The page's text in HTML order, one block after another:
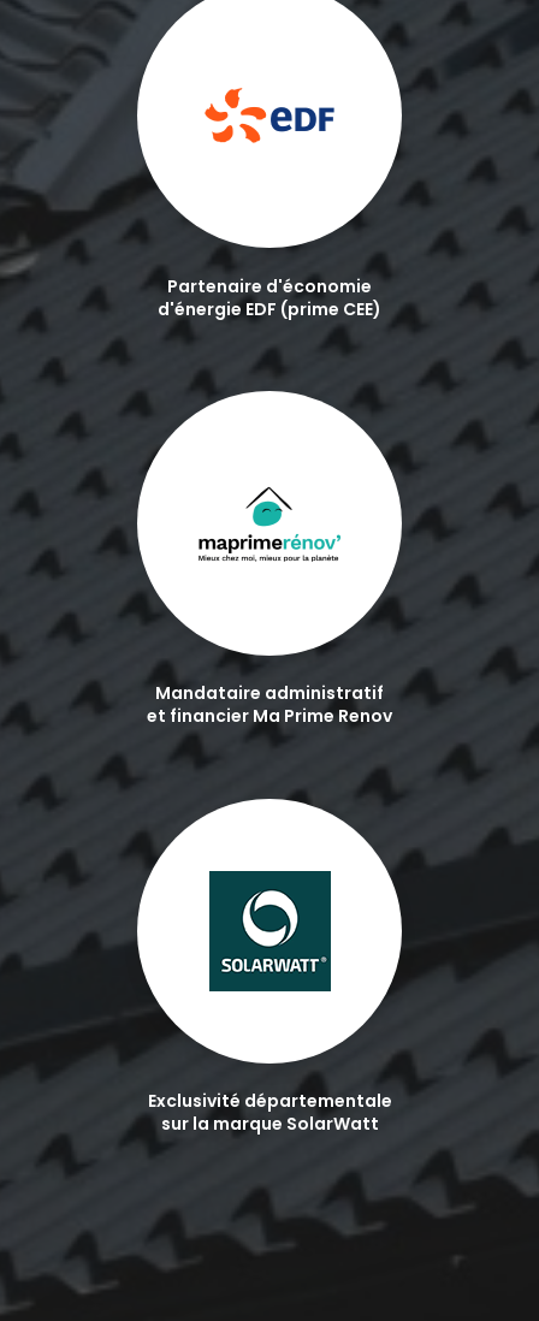
Partenaire d'économie
d'énergie EDF (prime CEE)
Mandataire administratif
et financier Ma Prime Renov
Exclusivité départementale
sur la marque SolarWatt